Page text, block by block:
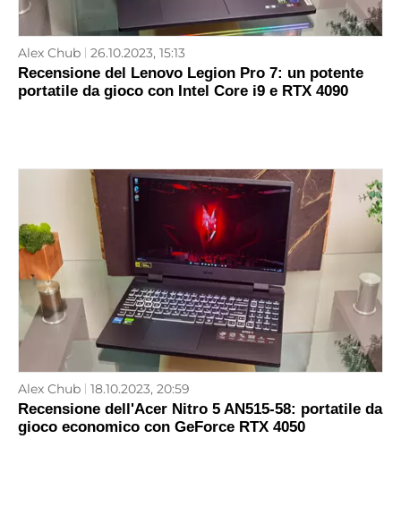
Alex Chub 26.10.2023, 15:13
Recensione del Lenovo Legion Pro 7: un potente
portatile da gioco con Intel Core i9 e RTX 4090
Alex Chub 18.10.2023, 20:59
Recensione dell'Acer Nitro 5 AN515-58: portatile da
gioco economico con GeForce RTX 4050